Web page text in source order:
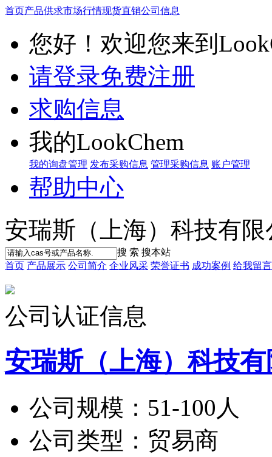
首页产品供求市场行情现货直销公司信息
您好！欢迎您来到
请登录免费注册
求购信息
我的LookChem
我的询盘管理 发布采购信息 管理采购信息 账户管理
帮助中心
安瑞斯（上海）科技有限
搜 索 搜本站
首页 产品展示 公司简介 企业风采 荣誉证书 成功案例 给我留言
公司认证信息
安瑞斯（上海）科技
公司规模： 51-100人
公司类型： 贸易商